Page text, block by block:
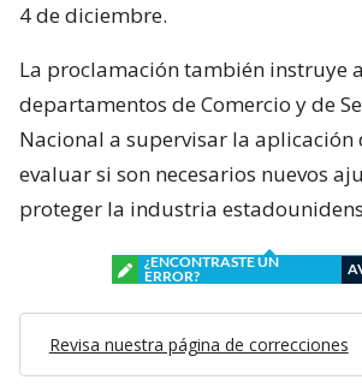
4 de diciembre.
La proclamación también instruye
departamentos de Comercio y de
Nacional a supervisar la aplicación
evaluar si son necesarios nuevos
proteger la industria
¿ENCONTRASTE UN
ERROR?
Revisa nuestra página de correcciones